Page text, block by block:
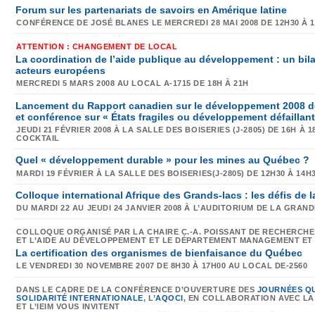
Forum sur les partenariats de savoirs en Amérique latine
CONFÉRENCE DE JOSÉ BLANES LEMERCREDI 28 MAI 2008 DE12H30 À
ATTENTION : CHANGEMENT DE LOCAL
La coordination de l’aide publique au développement : un
acteurs européens
MERCREDI 5 MARS2008 AU LOCAL A-1715 DE18H À 21H
Lancement du Rapport canadien sur le développement 2008
et conférence sur « États fragiles ou développement
JEUDI 21 FÉVRIER 2008 À LASALLE DES BOISERIES (J-2805) DE16H À
COCKTAIL
Quel « développement durable » pour les mines au Québec ?
MARDI 19 FÉVRIER À LASALLE DES BOISERIES(J-2805) DE12H30 À
Colloque international Afrique des Grands-lacs : les défis de
DUMARDI 22 AU JEUDI 24JANVIER 2008 À L’AUDITORIUM DE LA
COLLOQUE ORGANISÉ PAR LA CHAIRE C.-A. POISSANT DE
ET L’AIDE AU DÉVELOPPEMENT ET LE DÉPARTEMENT MANAGEMENT
La certification des organismes de bienfaisance du Québec
LEVENDREDI 30 NOVEMBRE 2007 DE 8H30 À 17H00 AU LOCAL DE-2560
DANS LE CADRE DE LA CONFÉRENCE D’OUVERTURE DES JOURNÉES
SOLIDARITÉ INTERNATIONALE, L’AQOCI, EN COLLABORATION AVEC
ET L’IEIM VOUS INVITENT